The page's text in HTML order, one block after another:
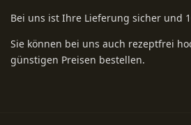
Bei uns ist Ihre Lieferung sicher und
Sie können bei uns auch rezeptfrei
günstigen Preisen bestellen.